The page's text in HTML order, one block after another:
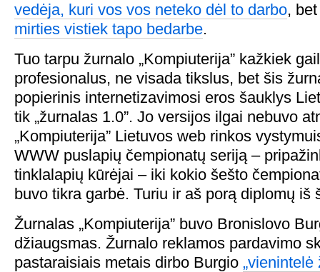
vedėja, kuri vos vos neteko dėl to darbo,
mirties vistiek tapo bedarbe.
Tuo tarpu žurnalo „Kompiuterija” kažkiek
profesionalus, ne visada tikslus, bet šis
popierinis internetizavimosi eros šauklys
tik „žurnalas 1.0”. Jo versijos ilgai nebuvo
„Kompiuterija” Lietuvos web rinkos
WWW puslapių čempionatų seriją –
tinklalapių kūrėjai – iki kokio šešto
buvo tikra garbė. Turiu ir aš porą diplomų iš
Žurnalas „Kompiuterija” buvo Bronislovo
džiaugsmas. Žurnalo reklamos pardavimo
pastaraisiais metais dirbo Burgio „vienintelė